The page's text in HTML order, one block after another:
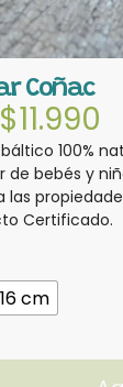
Coñac
$11.990
100%
bebés y
las
Certificado.
cm